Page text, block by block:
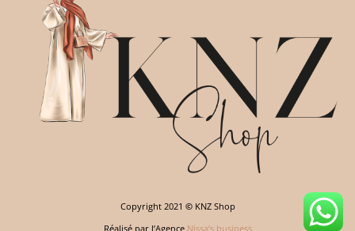
Copyright 2021 © KNZ Shop
Réalisé par l’Agence Nissa’s business